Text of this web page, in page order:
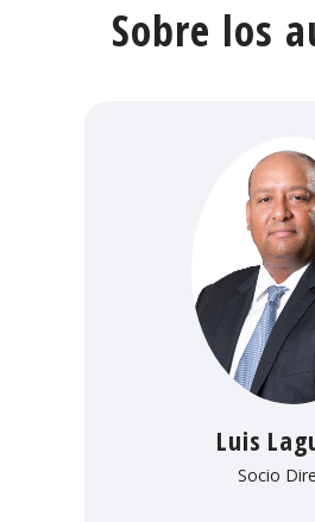
Sobre los
Luis
Socio